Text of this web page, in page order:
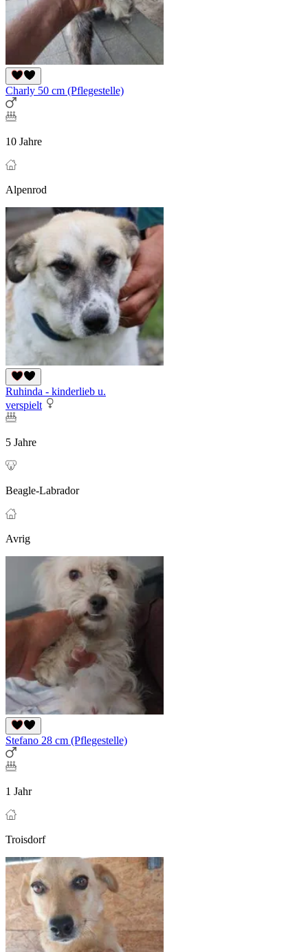
Charly 50 cm (Pflegestelle)
10 Jahre
Alpenrod
Ruhinda - kinderlieb u.
verspielt
5 Jahre
Beagle-Labrador
Avrig
Stefano 28 cm (Pflegestelle)
1 Jahr
Troisdorf